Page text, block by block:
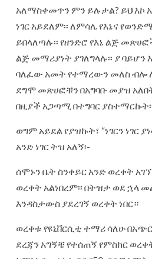
አለማስቀመጥን ምን ይሉታል? ይህ
ነገር አይደለም፡፡ ለምሳሌ የእኔና
ይበላለጣሉ፡፡ የዘንድሮ የእኔ ልጅ
ልጅ መማሪያነት ያገለግላሉ፡፡ ያ
ባለፈው አመት የተማረውን መለስ ብሎ
ደግሞ መጽሀፎቹን በአግባቡ መያዝ
በዚያች አጋጣሚ በተግባር
ወግም አይደል የያዝኩት፣ “ነገርን ነገር
አንድ ነገር ትዝ አለኝ፡-
ሰሞኑን ቤት ስንቀይር አንድ ወረቀት
ወረቀት አልነበረም፡፡ በትዝታ ወደ ኋላ
እንዳስታውስ ያደረገኝ ወረቀት ነበር።
ወረቀቱ የዩኒቨርሲቲ ተማሪ ሳለሁ
ደረጃን አግኝቼ የተሰጠኝ የምስክር